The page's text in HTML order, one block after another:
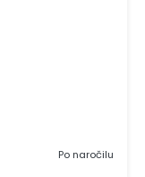
Po naročilu